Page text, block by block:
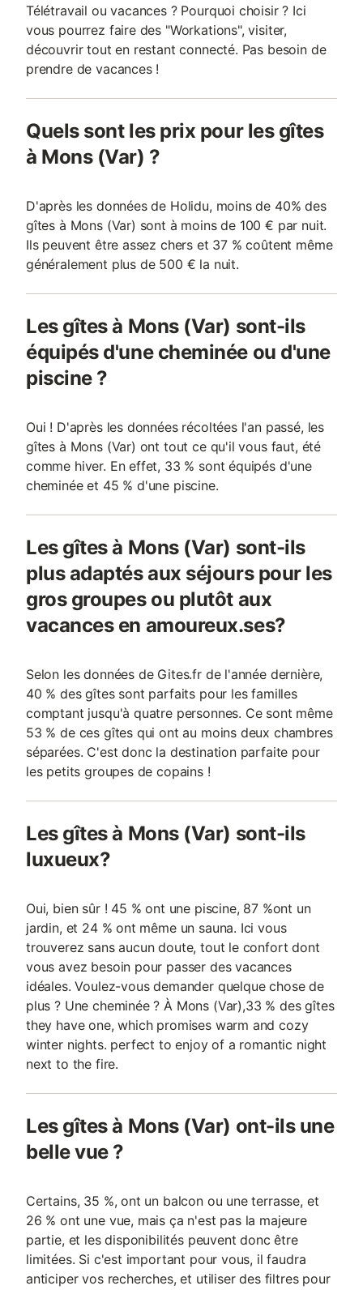
Télétravail ou vacances ? Pourquoi choisir ? Ici
vous pourrez faire des "Workations", visiter,
découvrir tout en restant connecté. Pas besoin de
prendre de vacances !
Quels sont les prix pour les gîtes
à Mons (Var) ?
D'après les données de Holidu, moins de 40% des
gîtes à Mons (Var) sont à moins de 100 € par nuit.
Ils peuvent être assez chers et 37 % coûtent même
généralement plus de 500 € la nuit.
Les gîtes à Mons (Var) sont-ils
équipés d'une cheminée ou d'une
piscine ?
Oui ! D'après les données récoltées l'an passé, les
gîtes à Mons (Var) ont tout ce qu'il vous faut, été
comme hiver. En effet, 33 % sont équipés d'une
cheminée et 45 % d'une piscine.
Les gîtes à Mons (Var) sont-ils
plus adaptés aux séjours pour les
gros groupes ou plutôt aux
vacances en amoureux.ses?
Selon les données de Gites.fr de l'année dernière,
40 % des gîtes sont parfaits pour les familles
comptant jusqu'à quatre personnes. Ce sont même
53 % de ces gîtes qui ont au moins deux chambres
séparées. C'est donc la destination parfaite pour
les petits groupes de copains !
Les gîtes à Mons (Var) sont-ils
luxueux?
Oui, bien sûr ! 45 % ont une piscine, 87 %ont un
jardin, et 24 % ont même un sauna. Ici vous
trouverez sans aucun doute, tout le confort dont
vous avez besoin pour passer des vacances
idéales. Voulez-vous demander quelque chose de
plus ? Une cheminée ? À Mons (Var),33 % des gîtes
they have one, which promises warm and cozy
winter nights. perfect to enjoy of a romantic night
next to the fire.
Les gîtes à Mons (Var) ont-ils une
belle vue ?
Certains, 35 %, ont un balcon ou une terrasse, et
26 % ont une vue, mais ça n'est pas la majeure
partie, et les disponibilités peuvent donc être
limitées. Si c'est important pour vous, il faudra
anticiper vos recherches, et utiliser des filtres pour